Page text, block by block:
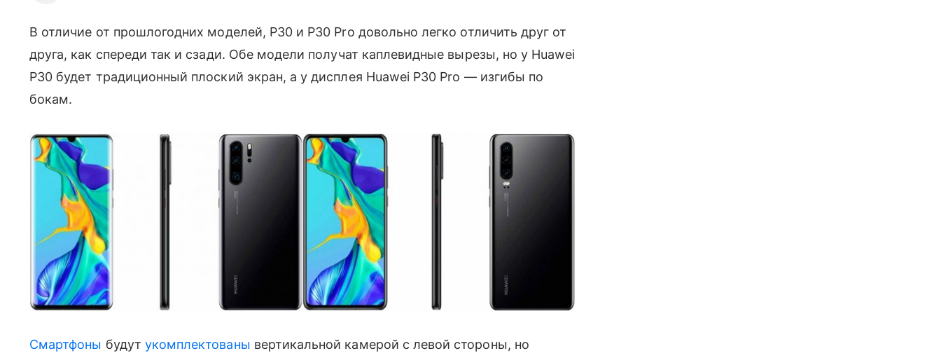
В отличие от прошлогодних моделей, P30 и P30 Pro довольно легко отличить друг от
друга, как спереди так и сзади. Обе модели получат каплевидные вырезы, но у Huawei
P30 будет традиционный плоский экран, а у дисплея Huawei P30 Pro — изгибы по
бокам.
Смартфоны будут укомплектованы вертикальной камерой с левой стороны, но